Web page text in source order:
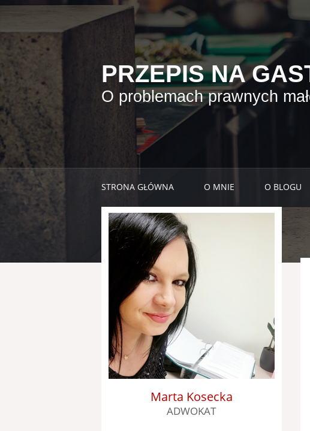
PRZEPIS NA
O problemach prawnych
STRONA GŁÓWNA O MNIE O BLOGU
Marta Kosecka
ADWOKAT